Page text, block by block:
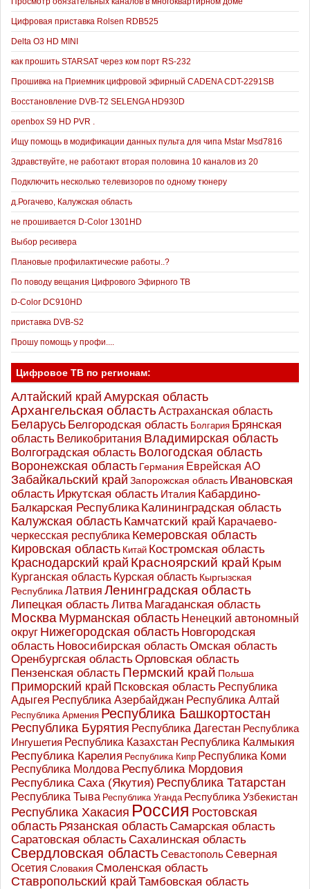
Цифровая приставка Rolsen RDB525
Delta O3 HD MINI
как прошить STARSAT через ком порт RS-232
Прошивка на Приемник цифровой эфирный CADENA CDT-2291SB
Восстановление DVB-T2 SELENGA HD930D
openbox S9 HD PVR .
Ищу помощь в модификации данных пульта для чипа Mstar Msd7816
Здравствуйте, не работают вторая половина 10 каналов из 20
Подключить несколько телевизоров по одному тюнеру
д.Рогачево, Калужская область
не прошивается D-Color 1301HD
Выбор ресивера
Плановые профилактические работы..?
По поводу вещания Цифрового Эфирного ТВ
D-Color DC910HD
приставка DVB-S2
Прошу помощь у профи....
Цифровое ТВ по регионам:
Алтайский край Амурская область
Архангельская область Астраханская область
Беларусь Белгородская область Болгария Брянская
область Великобритания Владимирская область
Волгоградская область Вологодская область
Воронежская область Германия Еврейская АО
Забайкальский край Запорожская область Ивановская
область Иркутская область Италия Кабардино-
Балкарская Республика Калининградская область
Калужская область Камчатский край Карачаево-
черкесская республика Кемеровская область
Кировская область Китай Костромская область
Краснодарский край Красноярский край Крым
Курганская область Курская область Кыргызская
Республика Латвия Ленинградская область
Липецкая областьЛитва Магаданская область
Москва Мурманская область Ненецкий автономный
округ Нижегородская область Новгородская
область Новосибирская областьОмская область
Оренбургская областьОрловская область
Пензенская область Пермский край Польша
Приморский край Псковская область Республика
Адыгея Республика Азербайджан Республика Алтай
Республика Армения Республика Башкортостан
Республика Бурятия Республика Дагестан Республика
Ингушетия Республика Казахстан Республика Калмыкия
Республика Карелия Республика Кипр Республика Коми
Республика Молдова Республика Мордовия
Республика Саха (Якутия) Республика Татарстан
Республика Тыва Республика Уганда Республика Узбекистан
Республика Хакасия Россия Ростовская
область Рязанская областьСамарская область
Саратовская областьСахалинская область
Свердловская областьСевастопольСеверная
Осетия Словакия Смоленская область
Ставропольский край Тамбовская область